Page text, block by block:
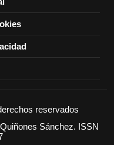
reservados
Sánchez. ISSN